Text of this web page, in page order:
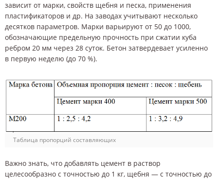
зависит от марки, свойств щебня и песка, применения
пластификаторов и др. На заводах учитывают несколько
десятков параметров. Марки варьируют от 50 до 1000,
обозначающие предельную прочность при сжатии куба
ребром 20 мм через 28 суток. Бетон затвердевает усиленно
в первую неделю (до 70 %).
Таблица пропорций составляющих
Важно знать, что добавлять цемент в раствор
целесообразно с точностью до 1 кг, щебня — с точностью до